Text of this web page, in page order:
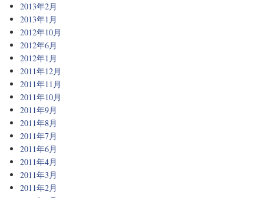
2013年2月
2013年1月
2012年10月
2012年6月
2012年1月
2011年12月
2011年11月
2011年10月
2011年9月
2011年8月
2011年7月
2011年6月
2011年4月
2011年3月
2011年2月